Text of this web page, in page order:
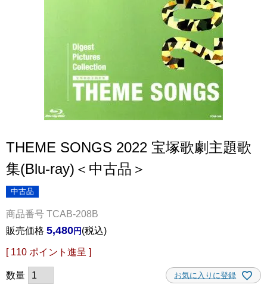
THEME SONGS 2022 宝塚歌劇主題歌
集(Blu-ray)＜中古品＞
中古品
商品番号 TCAB-208B
販売価格 5,480 税込
[ 110 ポイント進呈 ]
お気に入りに登録